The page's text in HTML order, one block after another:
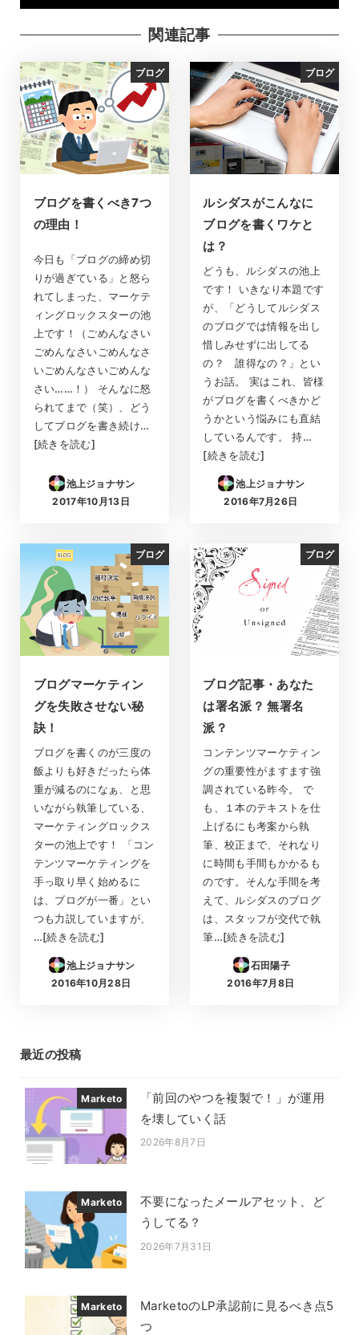
関連記事
ブログ
ブログを書くべき7つ
の理由！
今日も「ブログの締め切
りが過ぎている」と怒ら
れてしまった、マーケテ
ィングロックスターの池
上です！（ごめんなさい
ごめんなさいごめんなさ
いごめんなさいごめんな
さい……！） そんなに怒
られてまで（笑）、どう
してブログを書き続け…
[続きを読む]
池上ジョナサン
投稿日
2017年10月13日
ブログ
ルシダスがこんなに
ブログを書くワケと
は？
どうも、ルシダスの池上
です！ いきなり本題です
が、「どうしてルシダス
のブログでは情報を出し
惜しみせずに出してる
の？ 誰得なの？」とい
うお話。 実はこれ、皆様
がブログを書くべきかど
うかという悩みにも直結
しているんです。 持…
[続きを読む]
池上ジョナサン
投稿日
2016年7月26日
ブログ
ブログマーケティン
グを失敗させない秘
訣！
ブログを書くのが三度の
飯よりも好きだったら体
重が減るのになぁ、と思
いながら執筆している、
マーケティングロックス
ターの池上です！ 「コン
テンツマーケティングを
手っ取り早く始めるに
は、ブログが一番」とい
つも力説していますが、
…[続きを読む]
池上ジョナサン
投稿日
2016年10月28日
ブログ
ブログ記事・あなた
は署名派？ 無署名
派？
コンテンツマーケティン
グの重要性がますます強
調されている昨今。 で
も、１本のテキストを仕
上げるにも考案から執
筆、校正まで、それなり
に時間も手間もかかるも
のです。そんな手間を考
えて、ルシダスのブログ
は、スタッフが交代で執
筆…[続きを読む]
石田陽子
投稿日
2016年7月8日
最近の投稿
Marketo
「前回のやつを複製で！」が運用
を壊していく話
投稿日
2026年8月7日
Marketo
不要になったメールアセット、ど
うしてる？
投稿日
2026年7月31日
Marketo
MarketoのLP承認前に見るべき点5
つ